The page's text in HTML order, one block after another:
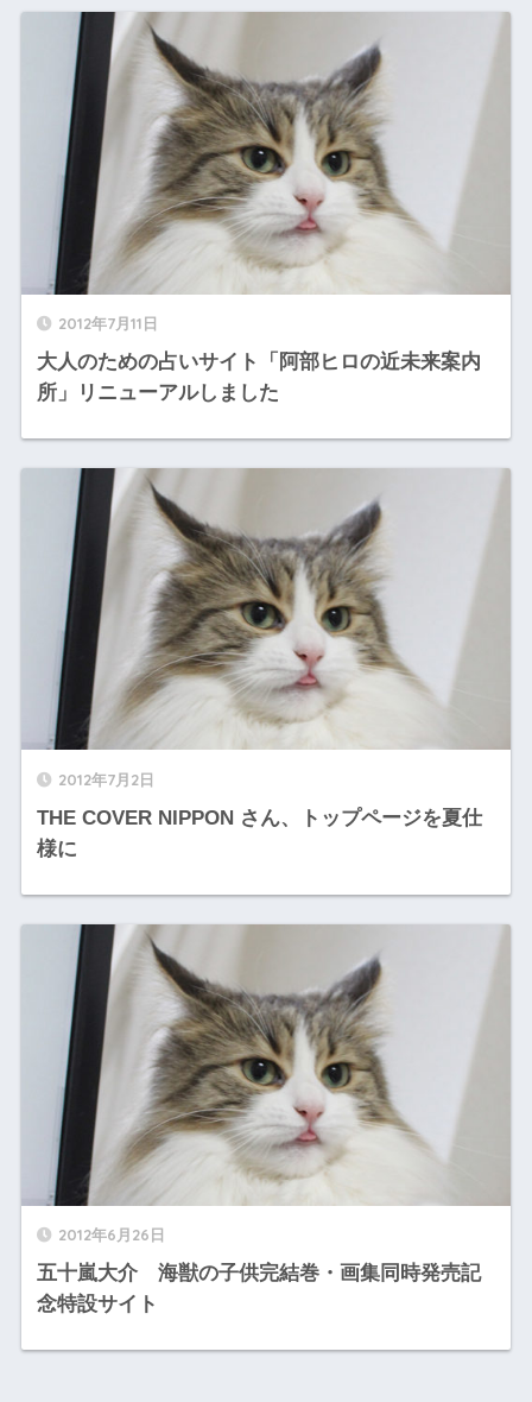
2012年7月11日
大人のための占いサイト「阿部ヒロの近未来案内
所」リニューアルしました
2012年7月2日
THE COVER NIPPON さん、トップページを夏仕
様に
2012年6月26日
五十嵐大介 海獣の子供完結巻・画集同時発売記
念特設サイト